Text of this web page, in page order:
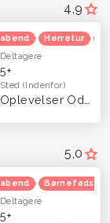
4,9
Herretur
Deltagere
5+
Sted(Indenfor)
5,0
Deltagere
5+